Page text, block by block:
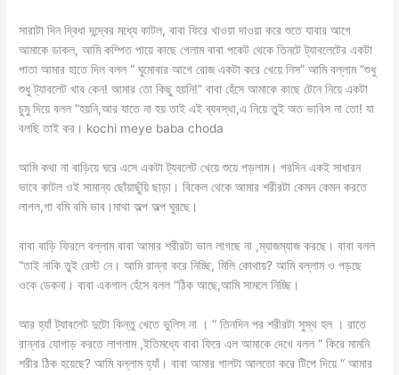
সারাটা দিন দ্বিধা দন্দ্বের মধ্যে কাটল, বাবা ফিরে খাওয়া দাওয়া করে শুতে যাবার আগে
আমাকে ডাকল, আমি কম্পিত পায়ে কাছে গেলাম বাবা পকেট থেকে তিনটে ট্যাবলেটের একটা
পাতা আমার হাতে দিল বলল “ ঘুমোবার আগে রোজ একটা করে খেয়ে নিস” আমি বল্লাম “শুধু
শুধু ট্যাবলেট খাব কেন! আমার তো কিছু হয়নি!” বাবা হেঁসে আমাকে কাছে টেনে নিয়ে একটা
চুমু দিয়ে বলল “হয়নি,আর যাতে না হয় তাই এই ব্যবস্থা,এ নিয়ে তুই অত ভাবিস না তো! যা
বলছি তাই কর। kochi meye baba choda
আমি কথা না বাড়িয়ে ঘরে এসে একটা ট্যবলেট খেয়ে শুয়ে পড়লাম। পরদিন একই সাধারন
ভাবে কাটল ওই সামান্য ছোঁয়াছুঁয়ি ছাড়া। বিকেল থেকে আমার শরীরটা কেমন কেমন করতে
লাগল,গা বমি বমি ভাব।মাথা অল্প অল্প ঘুরছে।
বাবা বাড়ি ফিরলে বল্লাম বাবা আমার শরীরটা ভাল লাগছে না ,ম্যাজম্যাজ করছে। বাবা বলল
“তাই নাকি তুই রেস্ট নে। আমি রান্না করে নিচ্ছি, মিলি কোথায়? আমি বল্লাম ও পড়ছে
ওকে ডেকনা। বাবা একগাল হেঁসে বলল “ঠিক আছে,আমি সামলে নিচ্ছি।
আর হ্যাঁ ট্যাবলেট দুটো কিন্তু খেতে ভুলিস না । “ তিনদিন পর শরীরটা সুস্থ হল । রাতে
রান্নার যোগাড় করতে লাগলাম ,ইতিমধ্যে বাবা ফিরে এল আমাকে দেখে বলল “ কিরে মামনি
শরীর ঠিক হয়েছে? আমি বল্লাম হ্যাঁ। বাবা আমার গালটা আলতো করে টিপে দিয়ে “ আমার